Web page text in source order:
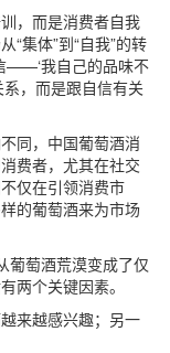
，而是消费者自我
“集体”到“自我”的转
——‘我自己的品味不
，而是跟自信有关
同，中国葡萄酒消
费者，尤其在社交
仅在引领消费市
的葡萄酒来为市场
萄酒荒漠变成了仅
两个关键因素。
来越感兴趣；另一